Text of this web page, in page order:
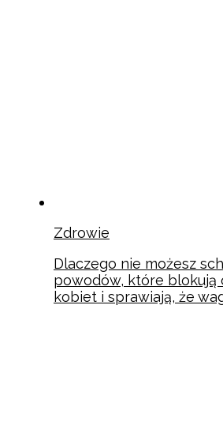
Zdrowie
Dlaczego nie możesz
powodów, które blokują
kobiet i sprawiają, że